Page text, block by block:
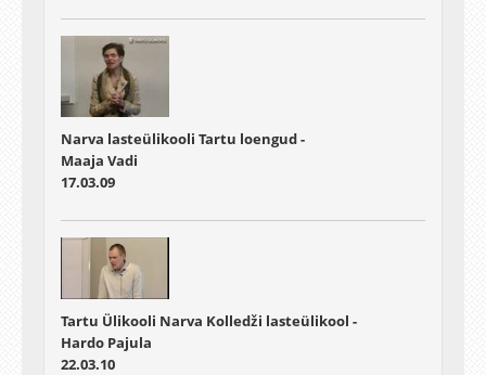
Narva lasteülikooli Tartu loengud -
Maaja Vadi
17.03.09
Tartu Ülikooli Narva Kolledži lasteülikool -
Hardo Pajula
22.03.10